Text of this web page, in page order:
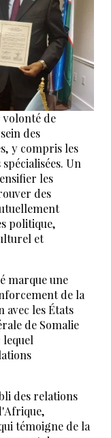
de
des
y compris les
Un
les
des
politique,
et
marque une
de la
avec les États
de Somalie
lequel
des relations
témoigne de la